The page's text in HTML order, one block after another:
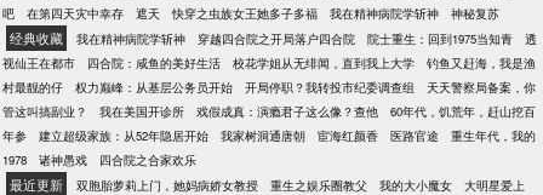
吧
在第四天灾中幸存 遮天 快穿之虫族女王她多子多福 我在精神病院学斩神 神秘复苏
经典收藏 我在精神病院学斩神 穿越四合院之开局落户四合院 院士重生：回到1975当知青
透
视仙王在都市
四合院：咸鱼的美好生活 校花学姐从无绯闻，直到我上大学
钓鱼又赶海，我是渔
村最靓的仔
权力巅峰：从基层公务员开始 开局停职？我转投市纪委调查组
天天警察局备案，你
管这叫搞副业？
我在美国开诊所 戏假成真：演瘾君子这么像？查他
60年代，饥荒年，赶山挖百
年参
建立超级家族：从52年隐居开始 我家树洞通唐朝 宦海红颜香 医路官途
重生年代，我的
1978
诸神愚戏 四合院之合家欢乐
最近更新 双胞胎萝莉上门，她妈病娇女教授 重生之娱乐圈教父 我的大小魔女
大明星爱上